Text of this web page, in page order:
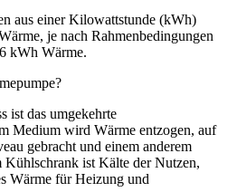
aus einer Kilowattstunde (kWh)
je nach Rahmenbedingungen
kWh Wärme.
ist das umgekehrte
Medium wird Wärme entzogen, auf
gebracht und einem anderem
ist Kälte der Nutzen,
Wärme für Heizung und